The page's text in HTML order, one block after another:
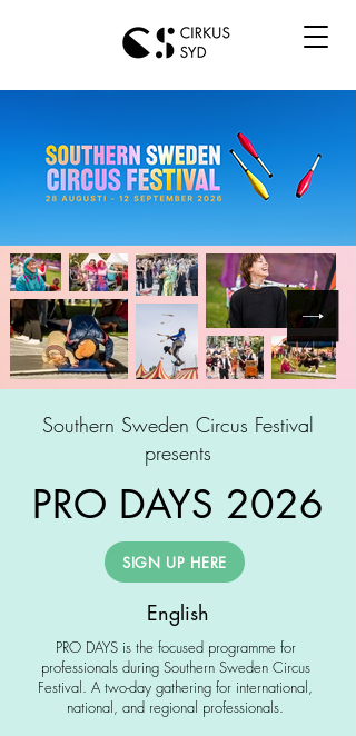
Southern Sweden Circus Festival
presents
PRO DAYS 2026
SIGN UP HERE
English
PRO DAYS is the focused programme for
professionals during Southern Sweden Circus
Festival. A two-day gathering for international,
national, and regional professionals.